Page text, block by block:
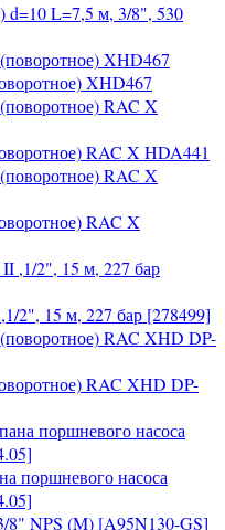
L=7,5 м, 3/8", 530
XHD467
RAC X HDA441
RAC X
2", 15 м, 227 бар [278499]
RAC XHD DP-
поршневого насоса